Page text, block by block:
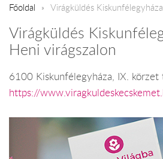
Főoldal Virágküldés Kiskunfélegyháza
Virágküldés
Heni virágszalon
6100 Kiskunfélegyháza, IX. körzet
https://